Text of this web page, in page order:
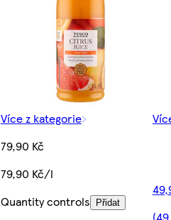
Více z kategorie
79,90 Kč
79,90 Kč/l
Quantity controls
Přidat